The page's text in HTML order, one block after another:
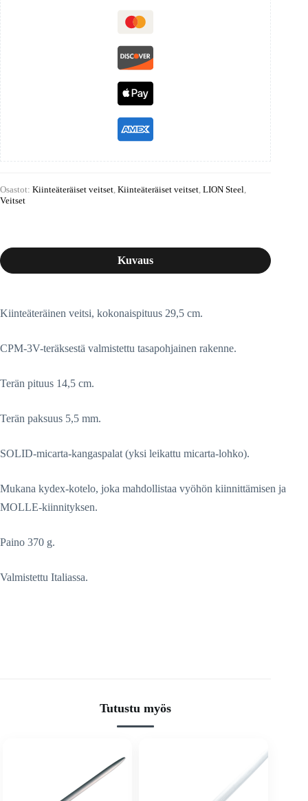
Osastot: Kiinteäteräiset veitset, Kiinteäteräiset veitset, LION Steel,
Veitset
Kuvaus
Kiinteäteräinen veitsi, kokonaispituus 29,5 cm.
CPM-3V-teräksestä valmistettu tasapohjainen rakenne.
Terän pituus 14,5 cm.
Terän paksuus 5,5 mm.
SOLID-micarta-kangaspalat (yksi leikattu micarta-lohko).
Mukana kydex-kotelo, joka mahdollistaa vyöhön kiinnittämisen ja
MOLLE-kiinnityksen.
Paino 370 g.
Valmistettu Italiassa.
Tutustu myös